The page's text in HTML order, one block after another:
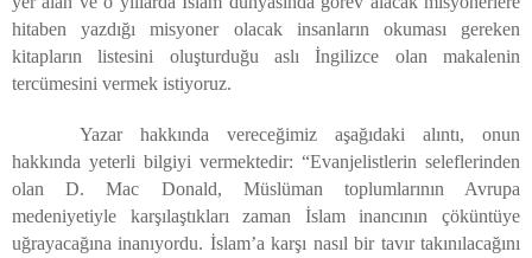
hitaben yazdığı misyoner olacak insanların okuması gereken
kitapların listesini oluşturduğu aslı İngilizce olan makalenin
tercümesini vermek istiyoruz.
Yazar hakkında vereceğimiz aşağıdaki alıntı, onun
hakkında yeterli bilgiyi vermektedir: “Evanjelistlerin seleflerinden
olan D. Mac Donald, Müslüman toplumlarının Avrupa
medeniyetiyle karşılaştıkları zaman İslam inancının çöküntüye
uğrayacağına inanıyordu. İslam’a karşı nasıl bir tavır takınılacağını